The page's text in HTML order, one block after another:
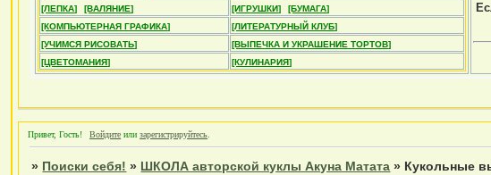
[ЛЕПКА]
[ВАЛЯНИЕ] [ИГРУШКИ]
[БУМАГА]
[КОМПЬЮТЕРНАЯ ГРАФИКА]
[ЛИТЕРАТУРНЫЙ КЛУБ]
[УЧИМСЯ РИСОВАТЬ]
[ВЫПЕЧКА И УКРАШЕНИЕ ТОРТОВ]
[ЦВЕТОМАНИЯ]
[КУЛИНАРИЯ]
Привет, Гость! Войдите илизарегистрируйтесь
» Поиски себя! » ШКОЛА авторской куклы Акуна Матата » Кукольные